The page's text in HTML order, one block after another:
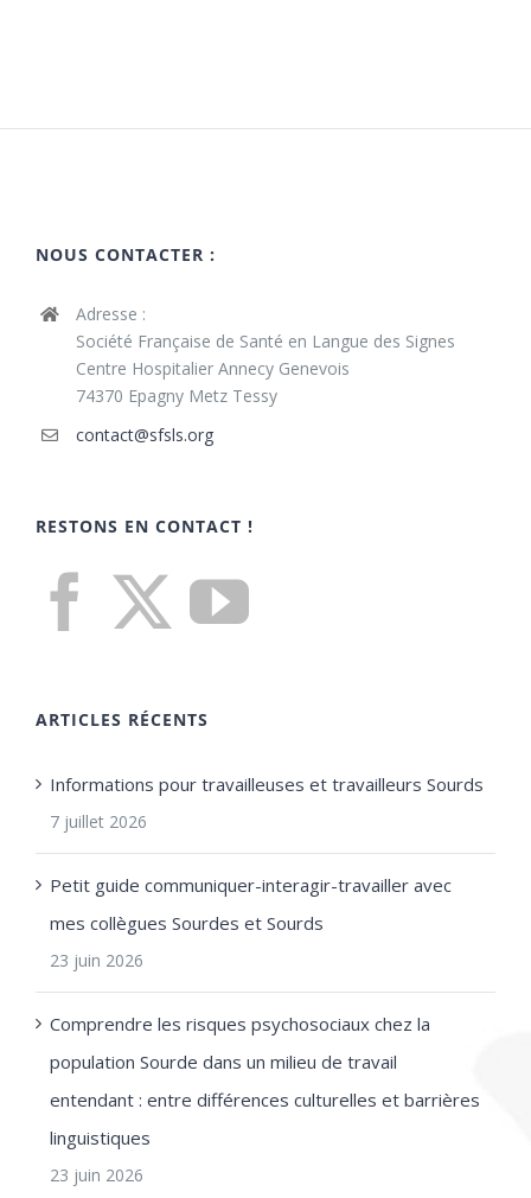
NOUS CONTACTER :
Adresse :
Société Française de Santé en Langue des Signes
Centre Hospitalier Annecy Genevois
74370 Epagny Metz Tessy
contact@sfsls.org
RESTONS EN CONTACT !
ARTICLES RÉCENTS
Informations pour travailleuses et travailleurs Sourds
7 juillet 2026
Petit guide communiquer-interagir-travailler avec
mes collègues Sourdes et Sourds
23 juin 2026
Comprendre les risques psychosociaux chez la
population Sourde dans un milieu de travail
entendant : entre différences culturelles et barrières
linguistiques
23 juin 2026